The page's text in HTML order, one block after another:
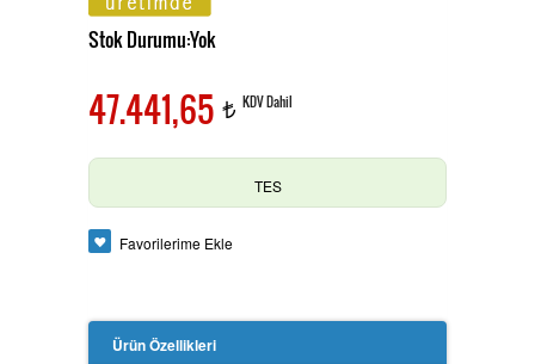
Pensampermetre
Multimetre
Güç Analizörü
Toprak Megeri
OAG Ölçü Aletleri
Stok Durumu:Yok
47.441,65 t KDV Dahil
TES
Favorilerime Ekle
Ürün Özellikleri